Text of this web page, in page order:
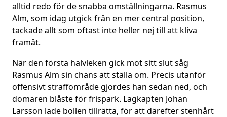
alltid redo för de snabba omställningarna. Rasmus
Alm, som idag utgick från en mer central position,
tackade allt som oftast inte heller nej till att kliva
framåt.
När den första halvleken gick mot sitt slut såg
Rasmus Alm sin chans att ställa om. Precis utanför
offensivt straffområde gjordes han sedan ned, och
domaren blåste för frispark. Lagkapten Johan
Larsson lade bollen tillrätta, för att därefter stenhårt